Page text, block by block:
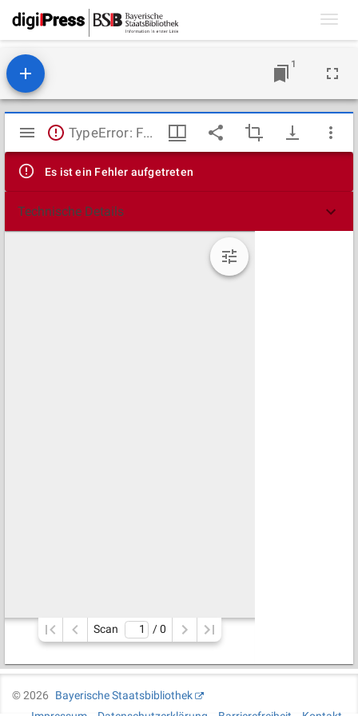
1
Mirador
Viewer
TypeError: Failed to fetch
Es ist ein Fehler aufgetreten
Technische Details
Scan / 0
©2026
Bayerische Staatsbibliothek